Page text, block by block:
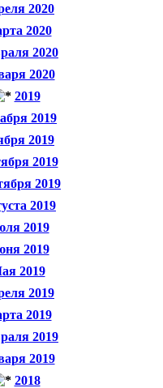
2020
2020
2020
2020
2019
2019
2019
2019
2019
2019
2019
2019
2019
2019
2019
2019
2019
2018